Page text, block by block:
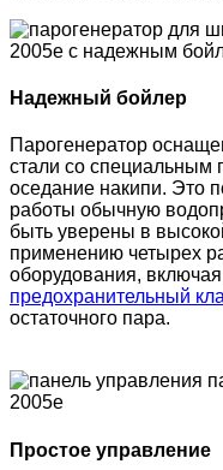
Надежный бойлер
Парогенератор
стали со специальным
оседание накипи. Это
работы обычную
быть уверены в
применению четырех
оборудования,
предохранительный
остаточного пара.
Простое управление